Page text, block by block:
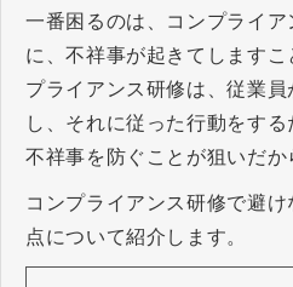
一番困るのは、コンプライ
に、不祥事が起きてします
プライアンス研修は、従業
し、それに従った行動をする
不祥事を防ぐことが狙いだか
コンプライアンス研修で避
点について紹介します。